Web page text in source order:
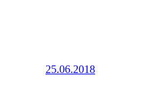
25.06.2018